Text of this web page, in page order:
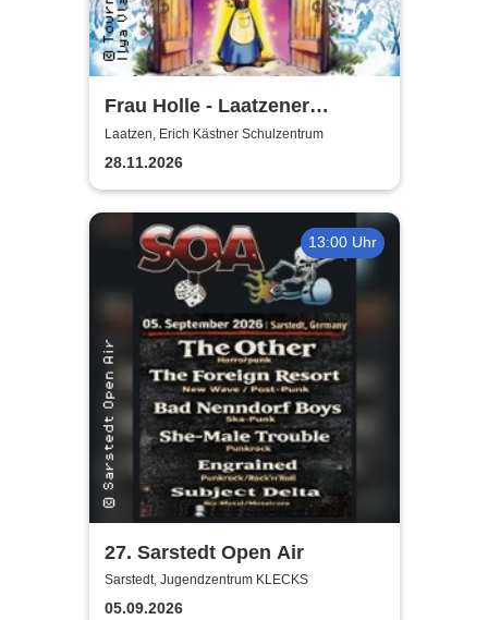
Frau Holle - Laatzener
Weihnachtsmärchen 2026
Laatzen, Erich Kästner Schulzentrum
28.11.2026
13:00 Uhr
27. Sarstedt Open Air
Sarstedt, Jugendzentrum KLECKS
05.09.2026